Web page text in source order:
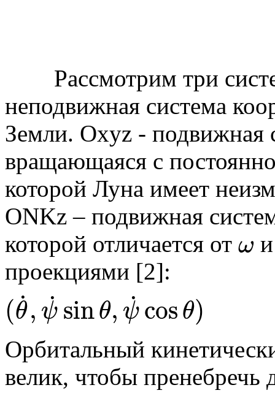
Рассмотрим три
неподвижная система
Земли. Оxyz - подвижная
вращающаяся с
которой Луна имеет
ONKz – подвижная
которой отличается от ω
ω
проекциями [2]:
(θ
˙, ψ
˙ sin θ, ψ
˙cos θ)
(θ ,ψ˙ sin ,ψ˙cosθ)
Орбитальный
велик, чтобы пренебречь